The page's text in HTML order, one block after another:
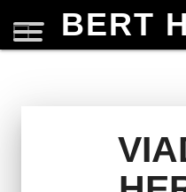
BERT